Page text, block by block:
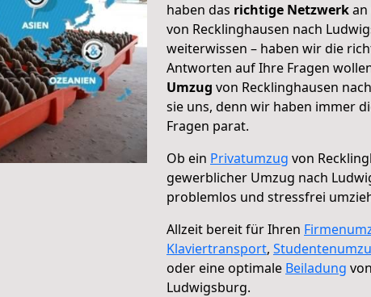
haben das richtige Netzwerkan
von Recklinghausen nach
weiterwissen – haben wir die
Antworten auf Ihre Fragen
Umzug von Recklinghausen
sie uns, denn wir haben immer
Fragen parat.
Ob ein Privatumzug von
gewerblicher Umzug nach
problemlos und stressfrei
Allzeit bereit für Ihren
Klaviertransport,
oder eine optimale Beiladung
Ludwigsburg.